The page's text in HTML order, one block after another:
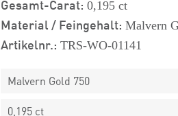
Gesamt-Carat: 0,195 ct
Material / Feingehalt: Malvern
Artikelnr.: TRS-WO-01141
Malvern Gold 750
0,195 ct